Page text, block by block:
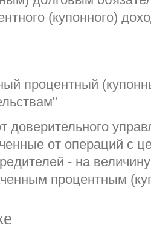
(купонного)
процентный
доверительного
от операций с
- на
процентным